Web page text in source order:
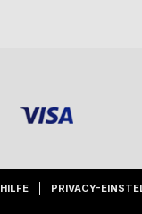
HILFE PRIVACY-